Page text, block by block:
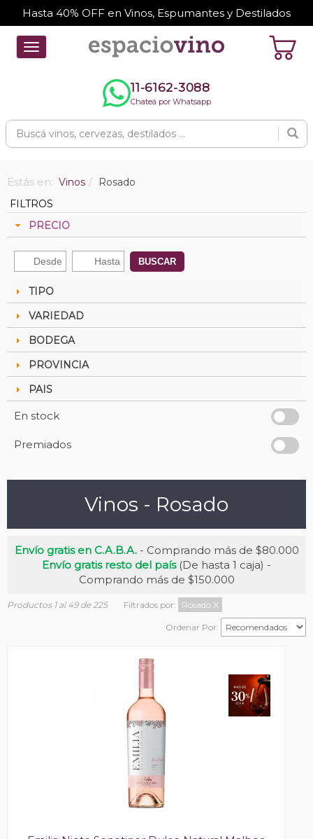
Hasta 40% OFF en Vinos, Espumantes y Destilados
Toggle
navigation
11-6162-3088
Chateá por Whatsapp
Estás en: Vinos
Rosado
FILTROS
PRECIO
BUSCAR
TIPO
VARIEDAD
BODEGA
PROVINCIA
PAIS
En stock
Premiados
Vinos - Rosado
Envío gratis en C.A.B.A.- Comprando más de $80.000
Envío gratis resto del país(De hasta 1 caja) -
Comprando más de $150.000
Productos 1 al 49 de 225 Filtrados por: Rosado X
Ordenar Por: